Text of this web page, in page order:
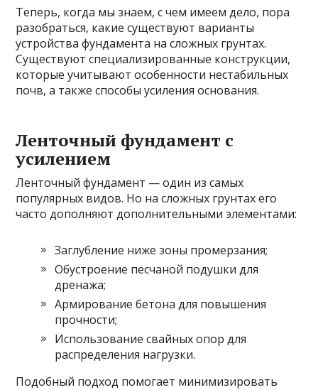
Теперь, когда мы знаем, с чем имеем дело, пора
разобраться, какие существуют варианты
устройства фундамента на сложных грунтах.
Существуют специализированные конструкции,
которые учитывают особенности нестабильных
почв, а также способы усиления основания.
Ленточный фундамент с
усилением
Ленточный фундамент — один из самых
популярных видов. Но на сложных грунтах его
часто дополняют дополнительными элементами:
Заглубление ниже зоны промерзания;
Обустроение песчаной подушки для
дренажа;
Армирование бетона для повышения
прочности;
Использование свайных опор для
распределения нагрузки.
Подобный подход помогает минимизировать